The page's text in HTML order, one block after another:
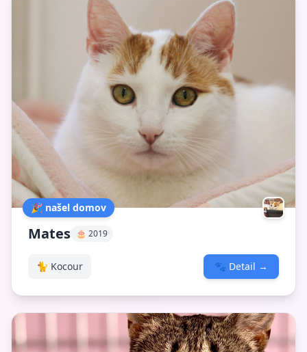
🎉 našel domov
Mates 🎂 2019
🐈 Kocour 🐾 Detail →